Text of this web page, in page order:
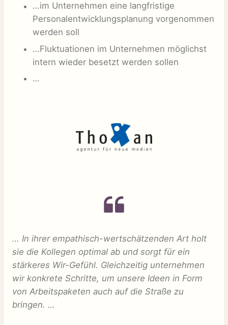
…im Unternehmen eine langfristige
Personalentwicklungsplanung vorgenommen
werden soll
…Fluktuationen im Unternehmen möglichst
intern wieder besetzt werden sollen
…
… In ihrer empathisch-wertschätzenden Art holt
sie die Kollegen optimal ab und sorgt für ein
stärkeres Wir-Gefühl. Gleichzeitig unternehmen
wir konkrete Schritte, um unsere Ideen in Form
von Arbeitspaketen auch auf die Straße zu
bringen. …